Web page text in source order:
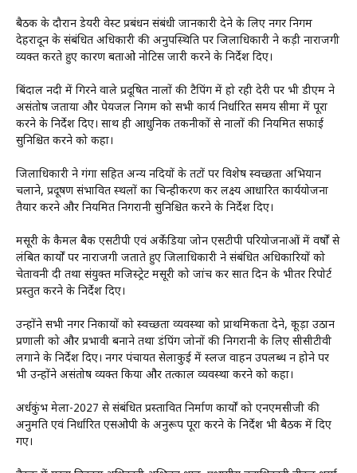
बैठक के दौरान डेयरी वेस्ट प्रबंधन संबंधी जानकारी देने के लिए नगर निगम
देहरादून के संबंधित अधिकारी की अनुपस्थिति पर जिलाधिकारी ने कड़ी नाराजगी
व्यक्त करते हुए कारण बताओ नोटिस जारी करने के निर्देश दिए।
बिंदाल नदी में गिरने वाले प्रदूषित नालों की टैपिंग में हो रही देरी पर भी डीएम ने
असंतोष जताया और पेयजल निगम को सभी कार्य निर्धारित समय सीमा में पूरा
करने के निर्देश दिए। साथ ही आधुनिक तकनीकों से नालों की नियमित सफाई
सुनिश्चित करने को कहा।
जिलाधिकारी ने गंगा सहित अन्य नदियों के तटों पर विशेष स्वच्छता अभियान
चलाने, प्रदूषण संभावित स्थलों का चिन्हीकरण कर लक्ष्य आधारित कार्ययोजना
तैयार करने और नियमित निगरानी सुनिश्चित करने के निर्देश दिए।
मसूरी के कैमल बैक एसटीपी एवं अर्केडिया जोन एसटीपी परियोजनाओं में वर्षों से
लंबित कार्यों पर नाराजगी जताते हुए जिलाधिकारी ने संबंधित अधिकारियों को
चेतावनी दी तथा संयुक्त मजिस्ट्रेट मसूरी को जांच कर सात दिन के भीतर रिपोर्ट
प्रस्तुत करने के निर्देश दिए।
उन्होंने सभी नगर निकायों को स्वच्छता व्यवस्था को प्राथमिकता देने, कूड़ा उठान
प्रणाली को और प्रभावी बनाने तथा डंपिंग जोनों की निगरानी के लिए सीसीटीवी
लगाने के निर्देश दिए। नगर पंचायत सेलाकुई में स्लज वाहन उपलब्ध न होने पर
भी उन्होंने असंतोष व्यक्त किया और तत्काल व्यवस्था करने को कहा।
अर्धकुंभ मेला-2027 से संबंधित प्रस्तावित निर्माण कार्यों को एनएमसीजी की
अनुमति एवं निर्धारित एसओपी के अनुरूप पूरा करने के निर्देश भी बैठक में दिए
गए।